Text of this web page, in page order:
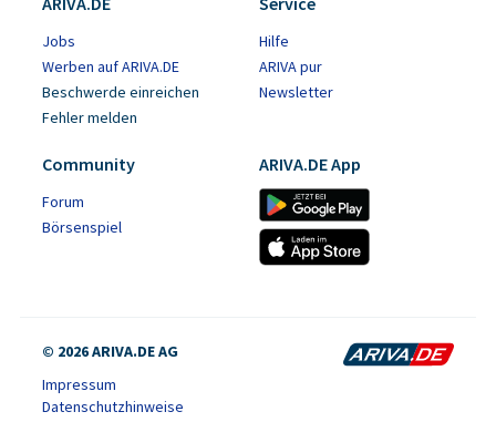
Jobs
Werben auf ARIVA.DE
Beschwerde einreichen
Fehler melden
Hilfe
ARIVA pur
Newsletter
Community
Forum
Börsenspiel
ARIVA.DE App
© 2026 ARIVA.DE AG
Impressum
Datenschutzhinweise